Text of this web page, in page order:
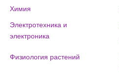
Химия
Электротехника и
электроника
Физиология растений